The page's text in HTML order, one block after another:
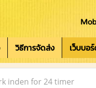
วิธีการจัดส่ง เว็บบอ
inden for 24 timer